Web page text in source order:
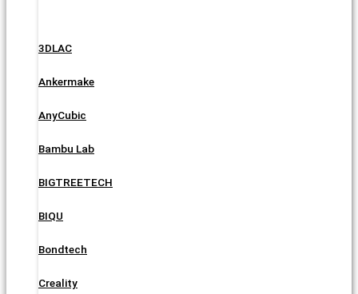
3DLAC
Ankermake
AnyCubic
Bambu Lab
BIGTREETECH
BIQU
Bondtech
Creality